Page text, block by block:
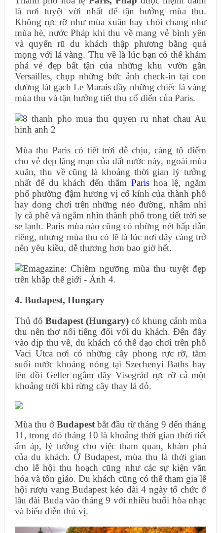
là nơi tuyệt vời nhất để tận hưởng mùa thu.
Không rực rỡ như mùa xuân hay chói chang như
mùa hè, nước Pháp khi thu về mang vẻ bình yên
và quyến rũ du khách thập phương bằng quả
mọng với lá vàng. Thu về là lúc bạn có thể khám
phá vẻ đẹp bất tận của những khu vườn gần
Versailles, chụp những bức ảnh check-in tại con
đường lát gạch Le Marais đầy những chiếc lá vàng
mùa thu và tận hưởng tiết thu cổ điển của Paris.
Mùa thu Paris có tiết trời dễ chịu, càng tô điểm
cho vẻ đẹp lãng mạn của đất nước này, ngoài mùa
xuân, thu về cũng là khoảng thời gian lý tưởng
nhất để du khách đến thăm Parishoa lệ, ngắm
phố phường đậm hương vị cổ kính của thành phố
hay dong chơi trên những nẻo đường, nhâm nhi
ly cà phê và ngắm nhìn thành phố trong tiết trời se
se lạnh. Paris mùa nào cũng có những nét hấp dẫn
riêng, nhưng mùa thu có lẽ là lúc nơi đây càng trở
nên yêu kiều, dễ thương hơn bao giờ hết.
4. Budapest, Hungary
Thủ đô Budapest (Hungary)có khung cảnh mùa
thu nên thơ nổi tiếng đối với du khách. Đến đây
vào dịp thu về, du khách có thể dạo chơi trên phố
Vaci Utca nơi có những cây phong rực rỡ, tắm
suối nước khoáng nóng tại Szechenyi Baths hay
lên đồi Geller ngắm dãy Visegrád rực rỡ cả một
khoảng trời khi rừng cây thay lá đỏ.
Mùa thu ởBudapest bắt đầu từ tháng 9 dến tháng
11, trong đó tháng 10 là khoảng thời gian thời tiết
ấm áp, lý tưởng cho việc tham quan, khám phá
của du khách. Ở Budapest, mùa thu là thời gian
cho lễ hội thu hoạch cũng như các sự kiện văn
hóa và tôn giáo. Du khách cũng có thể tham gia lễ
hội rượu vang Budapest kéo dài 4 ngày tổ chức ở
lâu đài Buda vào tháng 9 với nhiều buổi hòa nhạc
và biểu diễn thú vị.